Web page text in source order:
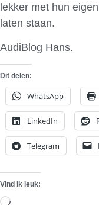
lekker met hun
laten staan.
AudiBlog Hans.
Dit delen:
WhatsApp
LinkedIn
Telegram
Vind ik leuk: